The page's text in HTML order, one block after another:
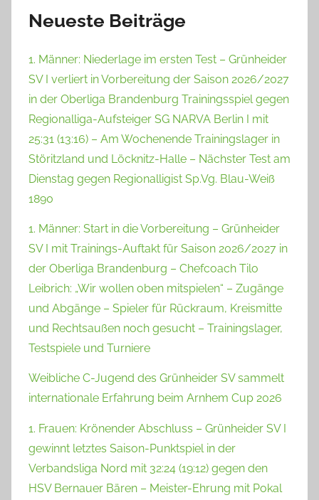
Neueste Beiträge
1. Männer: Niederlage im ersten Test – Grünheider
SV I verliert in Vorbereitung der Saison 2026/2027
in der Oberliga Brandenburg Trainingsspiel gegen
Regionalliga-Aufsteiger SG NARVA Berlin I mit
25:31 (13:16) – Am Wochenende Trainingslager in
Störitzland und Löcknitz-Halle – Nächster Test am
Dienstag gegen Regionalligist Sp.Vg. Blau-Weiß
1890
1. Männer: Start in die Vorbereitung – Grünheider
SV I mit Trainings-Auftakt für Saison 2026/2027 in
der Oberliga Brandenburg – Chefcoach Tilo
Leibrich: „Wir wollen oben mitspielen“ – Zugänge
und Abgänge – Spieler für Rückraum, Kreismitte
und Rechtsaußen noch gesucht – Trainingslager,
Testspiele und Turniere
Weibliche C-Jugend des Grünheider SV sammelt
internationale Erfahrung beim Arnhem Cup 2026
1. Frauen: Krönender Abschluss – Grünheider SV I
gewinnt letztes Saison-Punktspiel in der
Verbandsliga Nord mit 32:24 (19:12) gegen den
HSV Bernauer Bären – Meister-Ehrung mit Pokal